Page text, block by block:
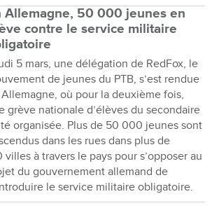
Allemagne, 50 000 jeunes en
contre le service militaire
5 mars, une délégation de RedFox, le
de jeunes du PTB, s’est rendue
où pour la deuxième fois,
grève nationale d’élèves du secondaire
organisée. Plus de 50 000 jeunes sont
dans les rues dans plus de
villes à travers le pays pour s’opposer au
du gouvernement allemand de
le service militaire obligatoire.